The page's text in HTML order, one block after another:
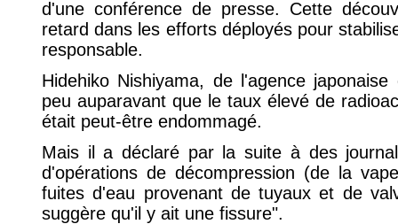
d'une conférence de presse. Cette
retard dans les efforts déployés pour
responsable.
Hidehiko Nishiyama, de l'agence
peu auparavant que le taux élevé de
était peut-être endommagé.
Mais il a déclaré par la suite à des
d'opérations de décompression (de la
fuites d'eau provenant de tuyaux et de
suggère qu'il y ait une fissure".